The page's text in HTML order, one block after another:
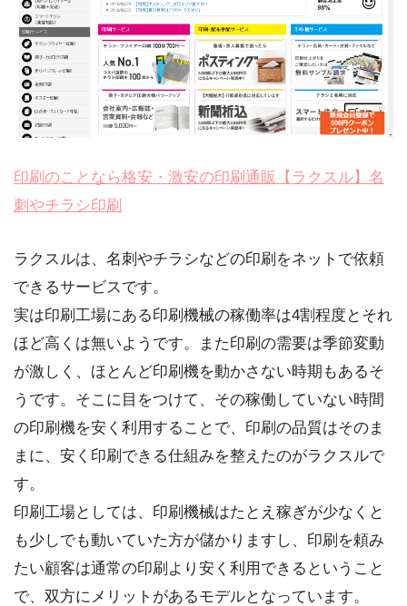
印刷のことなら格安・激安の印刷通販【ラクスル】名
刺やチラシ印刷
ラクスルは、名刺やチラシなどの印刷をネットで依頼
できるサービスです。
実は印刷工場にある印刷機械の稼働率は4割程度とそれ
ほど高くは無いようです。また印刷の需要は季節変動
が激しく、ほとんど印刷機を動かさない時期もあるそ
うです。そこに目をつけて、その稼働していない時間
の印刷機を安く利用することで、印刷の品質はそのま
まに、安く印刷できる仕組みを整えたのがラクスルで
す。
印刷工場としては、印刷機械はたとえ稼ぎが少なくと
も少しでも動いていた方が儲かりますし、印刷を頼み
たい顧客は通常の印刷より安く利用できるということ
で、双方にメリットがあるモデルとなっています。